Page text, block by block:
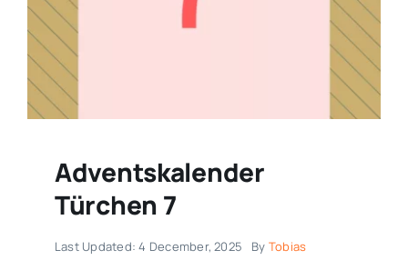
Adventskalender
Türchen 7
Last Updated: 4 December, 2025 By Tobias